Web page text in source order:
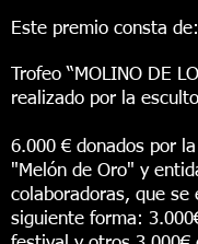
Este premio consta de:
Trofeo “MOLINO DE
realizado por la
6.000 € donados por
"Melón de Oro" y
colaboradoras, que se
siguiente forma: